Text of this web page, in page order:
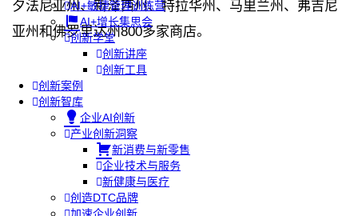
AI+敏捷管理训练营
AI+增长集思会
创新学堂
创新讲座
创新工具
创新案例
创新智库
企业AI创新
产业创新洞察
新消费与新零售
企业技术与服务
新健康与医疗
创造DTC品牌
夕法尼亚州、新泽西州、特拉华州、马里兰州、弗吉尼
亚州和佛罗里达州800多家商店。